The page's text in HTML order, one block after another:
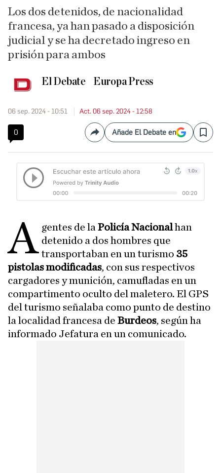
Los dos detenidos, de nacionalidad
francesa, ya han pasado a disposición
judicial y se ha decretado ingreso en
prisión para ambos
El Debate Europa Press
06 sep. 2024 - 10:51 Act. 06 sep. 2024 - 12:58
0 CompartirAñade El Debate en Save
A gentes de la Policía Nacionalhan
detenido a dos hombres que
transportaban en un turismo 35
pistolas modificadas, con sus respectivos
cargadores y munición, camufladas en un
compartimento oculto del maletero. El GPS
del turismo señalaba como punto de destino
la localidad francesa de Burdeos, según ha
informado Jefatura en un comunicado.